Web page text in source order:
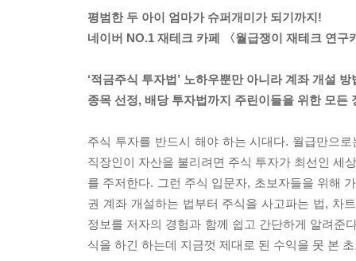
평범한 두 아이 엄마가 슈퍼개미가 되기까지!
네이버 NO.1 재테크 카페 〈월급쟁이 재테크 연구
‘적금주식 투자법’ 노하우뿐만 아니라 계좌 개설
종목 선정, 배당 투자법까지 주린이들을 위한 모든
주식 투자를 반드시 해야 하는 시대다. 월급만으
직장인이 자산을 불리려면 주식 투자가 최선인 세
를 주저한다. 그런 주식 입문자, 초보자들을 위해
권 계좌 개설하는 법부터 주식을 사고파는 법, 차
정보를 저자의 경험과 함께 쉽고 간단하게 알려준
식을 하긴 하는데 지금껏 제대로 된 수익을 못 본